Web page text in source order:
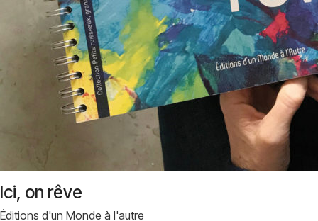
Ici, on rêve
Éditions d'un Monde à l'autre